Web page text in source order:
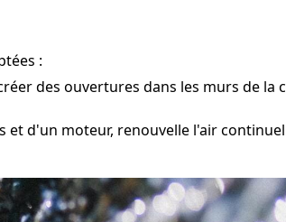
:
des ouvertures dans les murs de la
et d'un moteur, renouvelle l'air